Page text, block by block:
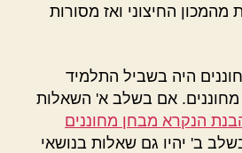
החיצוני ואז מסורות
היה בשביל התלמיד
מחוננים. אם בשלב א' השאלות
הנקרא מבחן מחוננים
ב' יהיו גם שאלות בנושאי